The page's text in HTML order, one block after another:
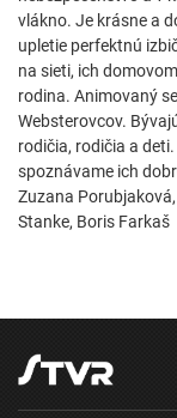
vlákno. Je krásne a
upletie perfektnú
na sieti, ich
rodina. Animovaný
Websterovcov.
rodičia, rodičia a
spoznávame ich
Zuzana
Stanke, Boris Farkaš